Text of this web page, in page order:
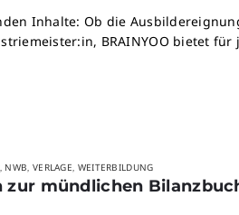
Inhalte: Ob die
BRAINYOO bietet
, NWB, VERLAGE, WEITERBILDUNG
zur mündlichen